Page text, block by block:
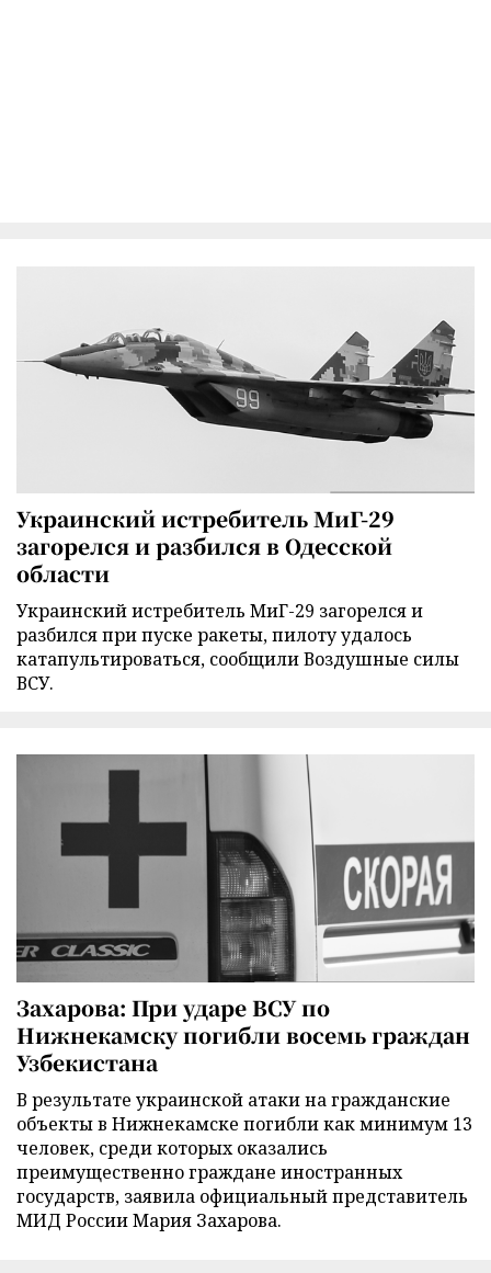
Украинский истребитель МиГ-29
загорелся и разбился в Одесской
области
Украинский истребитель МиГ-29 загорелся и
разбился при пуске ракеты, пилоту удалось
катапультироваться, сообщили Воздушные силы
ВСУ.
Захарова: При ударе ВСУ по
Нижнекамску погибли восемь граждан
Узбекистана
В результате украинской атаки на гражданские
объекты в Нижнекамске погибли как минимум 13
человек, среди которых оказались
преимущественно граждане иностранных
государств, заявила официальный представитель
МИД России Мария Захарова.